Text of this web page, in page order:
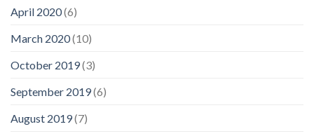
April 2020(6)
March 2020(10)
October 2019(3)
September 2019(6)
August 2019(7)